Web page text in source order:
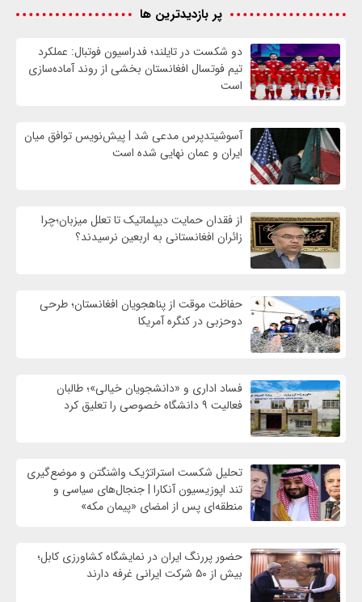
پر بازدیدترین ها
دو شکست در تایلند؛ فدراسیون فوتبال: عملکرد
تیم فوتسال افغانستان بخشی از روند آماده‌سازی
است
آسوشیتدپرس مدعی شد | پیش‌نویس توافق میان
ایران و عمان نهایی شده است
از فقدان حمایت دیپلماتیک تا تعلل میزبان؛چرا
زائران افغانستانی به اربعین نرسیدند؟
حفاظت موقت از پناهجویان افغانستان؛ طرحی
دوحزبی در کنگره آمریکا
فساد اداری و «دانشجویان خیالی»؛ طالبان
فعالیت ۹ دانشگاه خصوصی را تعلیق کرد
تحلیل شکست استراتژیک واشنگتن و موضع‌گیری
تند اپوزیسیون آنکارا | جنجال‌های سیاسی و
منطقه‌ای پس از امضای «پیمان مکه»
حضور پررنگ ایران در نمایشگاه کشاورزی کابل؛
بیش از ۵۰ شرکت ایرانی غرفه دارند